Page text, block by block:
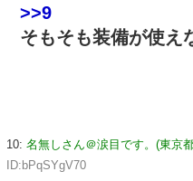
>>9
そもそも装備が使え
10: 名無しさん＠涙目です。(東京
ID:bPqSYgV70